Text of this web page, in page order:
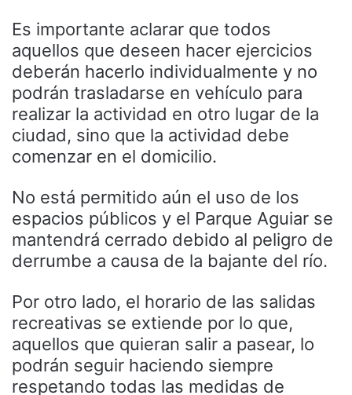
Es importante aclarar que todos
aquellos que deseen hacer ejercicios
deberán hacerlo individualmente y no
podrán trasladarse en vehículo para
realizar la actividad en otro lugar de la
ciudad, sino que la actividad debe
comenzar en el domicilio.
No está permitido aún el uso de los
espacios públicos y el Parque Aguiar se
mantendrá cerrado debido al peligro de
derrumbe a causa de la bajante del río.
Por otro lado, el horario de las salidas
recreativas se extiende por lo que,
aquellos que quieran salir a pasear, lo
podrán seguir haciendo siempre
respetando todas las medidas de